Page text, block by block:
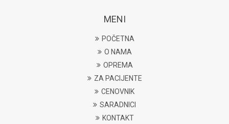
MENI
POČETNA
O NAMA
OPREMA
ZA PACIJENTE
CENOVNIK
SARADNICI
KONTAKT